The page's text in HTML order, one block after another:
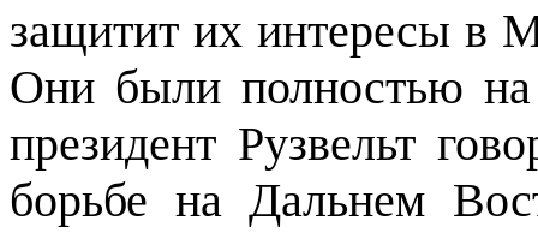
защитит их интересы в
Они были пол­ностью
президент Рузвельт
борьбе на Дальнем